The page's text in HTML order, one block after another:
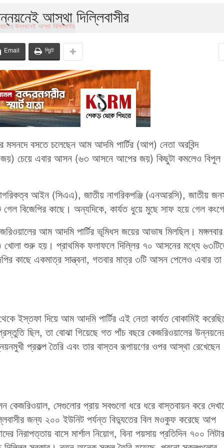
আস্থা দিল্লিবাসীর
Email প্রিন্ট
মসনদে বসতে চলেছেন আম আদমি পার্টির (আপ) নেতা অরবিন্দ
জয়) চেয়ে এবার আসন (৬৩ আসনে আপের জয়) কিছুটা কমলেও বিপুল
আইন (সিএএ), জাতীয় নাগরিকপঞ্জি (এনআরসি), জাতীয়
বিজেপির কাছে। অন্যদিকে, কার্যত ধুয়ে মুছে সাফ হয়ে গেল
আম আদমি পার্টির ভূমিধস জয়ের আভাষ মিলছিল। মঙ্গলবার
খোলা শুরু হয়। প্রাথমিক ফলাফলে দিল্লির ৭০ আসনের মধ্যে
কাছে একমাত্র সান্ত্বনা, গতবার মাত্র ৩টি আসন পেলেও এবার তা
ইস্তফা দিয়ে আম আদমি পার্টির এই নেতা কার্যত বোকামিই
ছিল, তা বোঝা গিয়েছে গত পাঁচ বছরে কেজরিওয়ালের
প্রকল্প তৈরি এবং তার বাস্তব রূপায়ণের ওপর আস্থা রেখেছেন
কেজরিওয়াল, সেগুলোর প্রায় সবগুলো ধরে ধরে বাস্তবায়ন করে
জন্য ২০০ ইউনিট পর্যন্ত বিদ্যুতের বিল মওকুফ করেছে আপ
নিরাপত্তায় বাসে মার্শাল নিয়োগ, বিনা পয়সায় প্রতিদিন ৭০০ লিটার